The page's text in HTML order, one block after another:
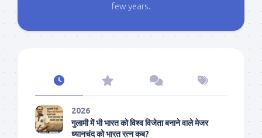
few years.
2026
गुलामी में भी भारत को विश्व विजेता बनाने वाले मेजर
ध्यानचंद को भारत रत्न कब?